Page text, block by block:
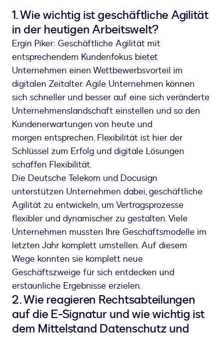
1. Wie wichtig ist geschäftliche Agilität
in der heutigen Arbeitswelt?
Ergin Piker: Geschäftliche Agilität mit
entsprechendem Kundenfokus bietet
Unternehmen einen Wettbewerbsvorteil im
digitalen Zeitalter. Agile Unternehmen können
sich schneller und besser auf eine sich veränderte
Unternehmenslandschaft einstellen und so den
Kundenerwartungen von heute und
morgen entsprechen. Flexibilität ist hier der
Schlüssel zum Erfolg und digitale Lösungen
schaffen Flexibilität.
Die Deutsche Telekom und Docusign
unterstützen Unternehmen dabei, geschäftliche
Agilität zu entwickeln, um Vertragsprozesse
flexibler und dynamischer zu gestalten. Viele
Unternehmen mussten Ihre Geschäftsmodelle im
letzten Jahr komplett umstellen. Auf diesem
Wege konnten sie komplett neue
Geschäftszweige für sich entdecken und
erstaunliche Ergebnisse erzielen.
2. Wie reagieren Rechtsabteilungen
auf die E-Signatur und wie wichtig ist
dem Mittelstand Datenschutz und